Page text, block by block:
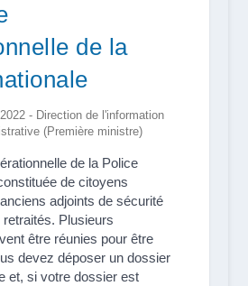
de la
- Direction de l'information
(Première ministre)
de la Police
de citoyens
adjoints de sécurité
Plusieurs
être réunies pour être
devez déposer un dossier
et, si votre dossier est